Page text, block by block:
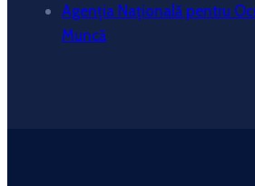
Agenția Națională pentru
Muncă